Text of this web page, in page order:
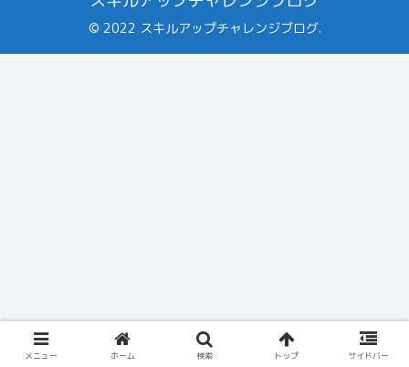
© 2022 スキルアップチャレンジブログ.
メニュー ホーム 検索 トップ サイドバー